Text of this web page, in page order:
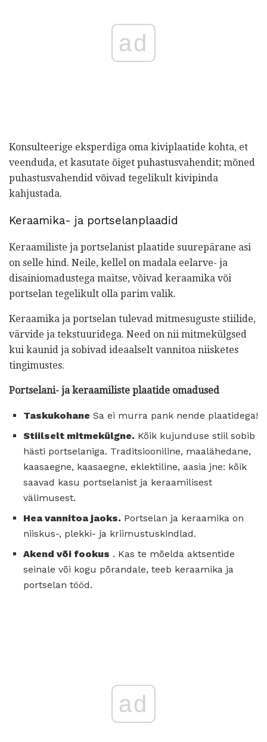
ad
Konsulteerige eksperdiga oma kiviplaatide kohta, et
veenduda, et kasutate õiget puhastusvahendit; mõned
puhastusvahendid võivad tegelikult kivipinda
kahjustada.
Keraamika- ja portselanplaadid
Keraamiliste ja portselanist plaatide suurepärane asi
on selle hind. Neile, kellel on madala eelarve- ja
disainiomadustega maitse, võivad keraamika või
portselan tegelikult olla parim valik.
Keraamika ja portselan tulevad mitmesuguste stiilide,
värvide ja tekstuuridega. Need on nii mitmekülgsed
kui kaunid ja sobivad ideaalselt vannitoa niisketes
tingimustes.
Portselani- ja keraamiliste plaatide omadused
Taskukohane Sa ei murra pank nende plaatidega!
Stiilselt mitmekülgne. Kõik kujunduse stiil sobib
hästi portselaniga. Traditsiooniline, maalähedane,
kaasaegne, kaasaegne, eklektiline, aasia jne: kõik
saavad kasu portselanist ja keraamilisest
välimusest.
Hea vannitoa jaoks. Portselan ja keraamika on
niiskus-, plekki- ja kriimustuskindlad.
Akend või fookus . Kas te mõelda aktsentide
seinale või kogu põrandale, teeb keraamika ja
portselan tööd.
ad